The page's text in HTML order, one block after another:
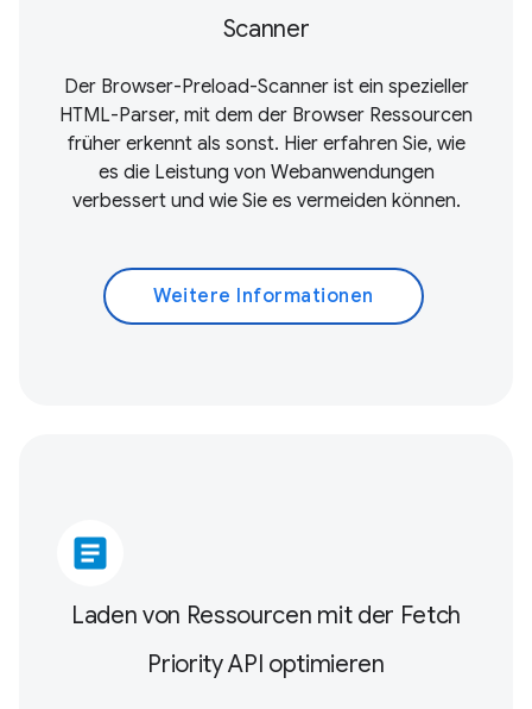
Scanner
Der Browser-Preload-Scanner ist ein spezieller
HTML-Parser, mit dem der Browser Ressourcen
früher erkennt als sonst. Hier erfahren Sie, wie
es die Leistung von Webanwendungen
verbessert und wie Sie es vermeiden können.
Weitere Informationen
article
Laden von Ressourcen mit der Fetch
Priority API optimieren